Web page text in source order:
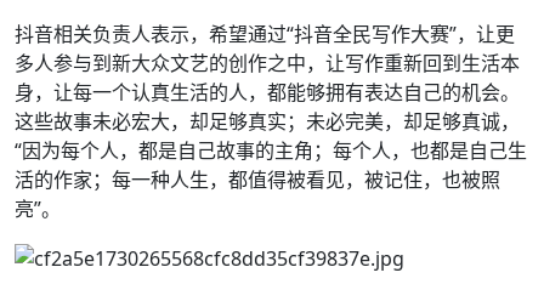
抖音相关负责人表示，希望通过“抖音全民写作大赛”，让更
多人参与到新大众文艺的创作之中，让写作重新回到生活本
身，让每一个认真生活的人，都能够拥有表达自己的机会。
这些故事未必宏大，却足够真实；未必完美，却足够真诚，
“因为每个人，都是自己故事的主角；每个人，也都是自己生
活的作家；每一种人生，都值得被看见，被记住，也被照
亮”。